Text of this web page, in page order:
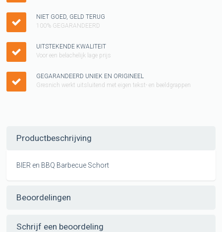
NIET GOED, GELD TERUG
100% GEGARANDEERD
UITSTEKENDE KWALITEIT
Voor een belachelijk lage prijs
GEGARANDEERD UNIEK EN ORIGINEEL
Gresnich werkt uitsluitend met eigen tekst- en beeldgrappen
Productbeschrijving
BIER en BBQ Barbecue Schort
Beoordelingen
Schrijf een beoordeling